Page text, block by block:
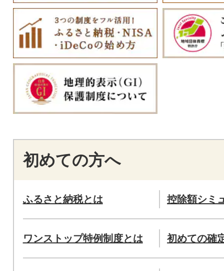
初めての方へ
ふるさと納税とは 控除額シミ
ワンストップ特例制度とは 初めての確